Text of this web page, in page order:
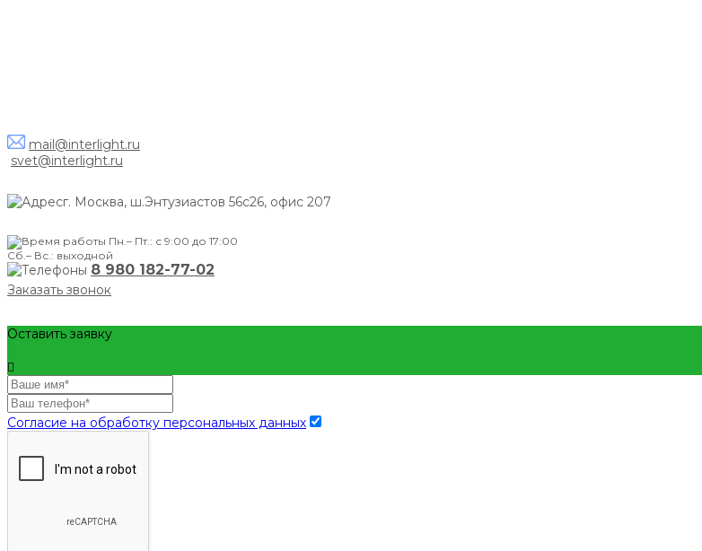
mail@interlight.ru
svet@interlight.ru
г. Москва, ш.Энтузиастов 56с26, офис 207
Пн.– Пт.: с 9:00 до 17:00
Сб.– Вс.: выходной
8 980 182-77-02
Заказать звонок
Оставить заявку
Согласие на обработку персональных данных